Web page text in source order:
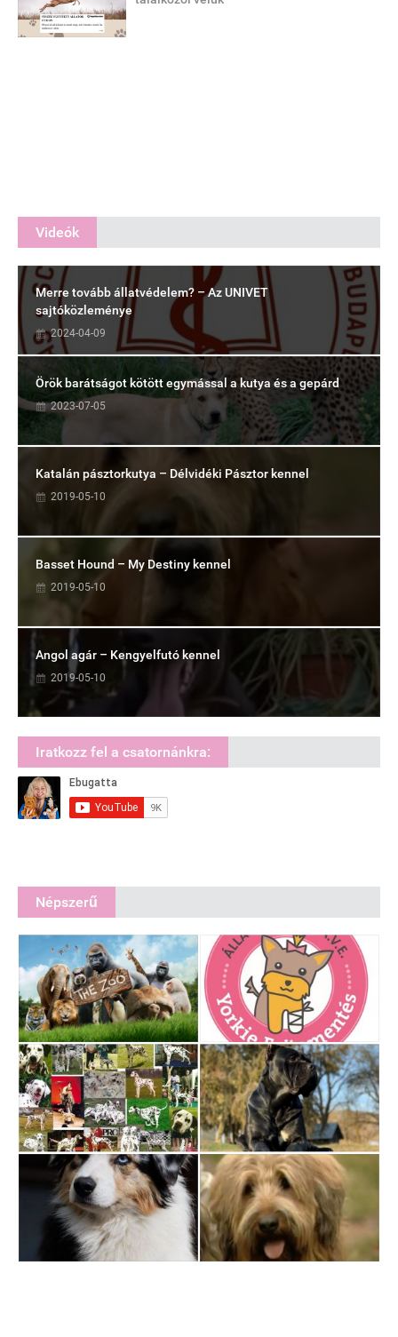
Videók
Merre tovább állatvédelem? – Az UNIVET
sajtóközleménye
2024-04-09
Örök barátságot kötött egymással a kutya és a gepárd
2023-07-05
Katalán pásztorkutya – Délvidéki Pásztor kennel
2019-05-10
Basset Hound – My Destiny kennel
2019-05-10
Angol agár – Kengyelfutó kennel
2019-05-10
Iratkozz fel a csatornánkra:
Népszerű